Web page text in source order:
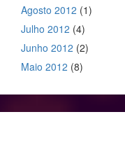
Agosto 2012 (1)
Julho 2012 (4)
Junho 2012 (2)
Maio 2012 (8)